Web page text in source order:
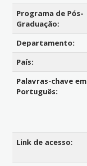
Programa de Pós-
Graduação:
Departamento:
País:
Palavras-chave em
Português:
Link de acesso: